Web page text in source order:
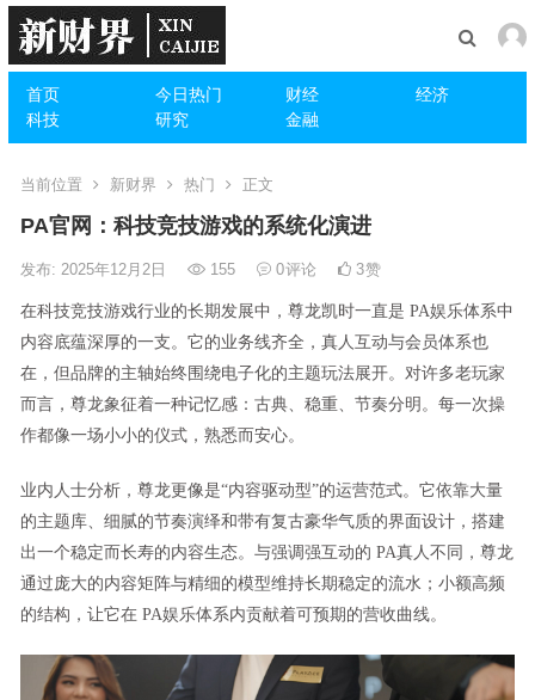
首页 今日热门 财经
经济
科技
研究 金融
当前位置 新财界 热门 正文
PA官网：科技竞技游戏的系统化演进
发布: 2025年12月2日 155 0评论 3赞
在科技竞技游戏行业的长期发展中，尊龙凯时一直是 PA娱乐体系中
内容底蕴深厚的一支。它的业务线齐全，真人互动与会员体系也
在，但品牌的主轴始终围绕电子化的主题玩法展开。对许多老玩家
而言，尊龙象征着一种记忆感：古典、稳重、节奏分明。每一次操
作都像一场小小的仪式，熟悉而安心。
业内人士分析，尊龙更像是“内容驱动型”的运营范式。它依靠大量
的主题库、细腻的节奏演绎和带有复古豪华气质的界面设计，搭建
出一个稳定而长寿的内容生态。与强调强互动的 PA真人不同，尊龙
通过庞大的内容矩阵与精细的模型维持长期稳定的流水；小额高频
的结构，让它在 PA娱乐体系内贡献着可预期的营收曲线。